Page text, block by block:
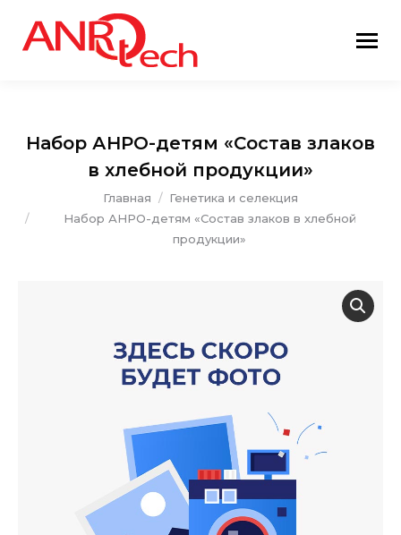
Набор АНРО-детям «Состав злаков
в хлебной продукции»
Главная
Генетика и селекция
Набор АНРО-детям «Состав злаков в хлебной
продукции»